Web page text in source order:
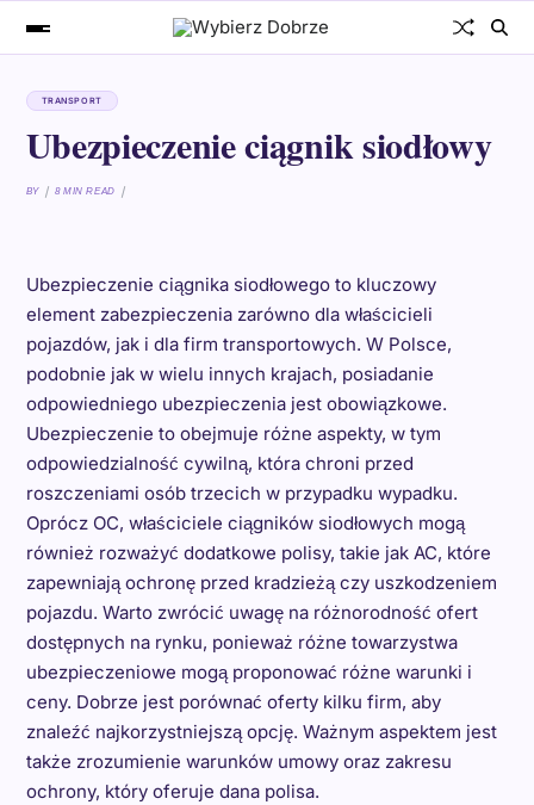
TRANSPORT
Ubezpieczenie ciągnik siodłowy
BY 8 MIN READ
Ubezpieczenie ciągnika siodłowego to kluczowy
element zabezpieczenia zarówno dla właścicieli
pojazdów, jak i dla firm transportowych. W Polsce,
podobnie jak w wielu innych krajach, posiadanie
odpowiedniego ubezpieczenia jest obowiązkowe.
Ubezpieczenie to obejmuje różne aspekty, w tym
odpowiedzialność cywilną, która chroni przed
roszczeniami osób trzecich w przypadku wypadku.
Oprócz OC, właściciele ciągników siodłowych mogą
również rozważyć dodatkowe polisy, takie jak AC, które
zapewniają ochronę przed kradzieżą czy uszkodzeniem
pojazdu. Warto zwrócić uwagę na różnorodność ofert
dostępnych na rynku, ponieważ różne towarzystwa
ubezpieczeniowe mogą proponować różne warunki i
ceny. Dobrze jest porównać oferty kilku firm, aby
znaleźć najkorzystniejszą opcję. Ważnym aspektem jest
także zrozumienie warunków umowy oraz zakresu
ochrony, który oferuje dana polisa.